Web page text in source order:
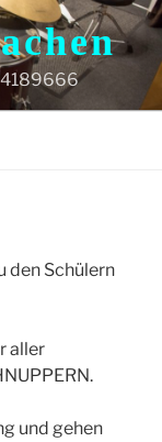
den Schülern
aller
und gehen